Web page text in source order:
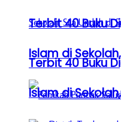
Terbit 40 Buku
Islam di
Terbit 40 Buku
Islam di